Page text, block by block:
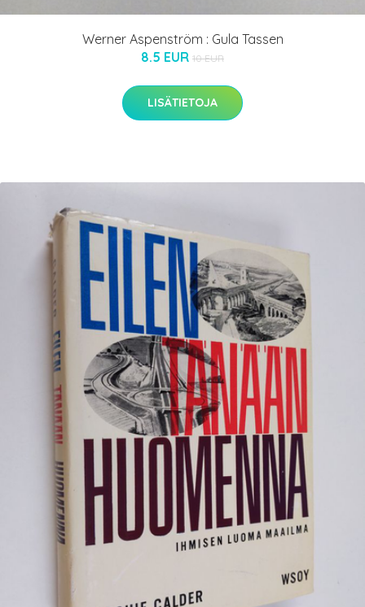
Werner Aspenström : Gula Tassen
8.5 EUR 10 EUR
LISÄTIETOJA